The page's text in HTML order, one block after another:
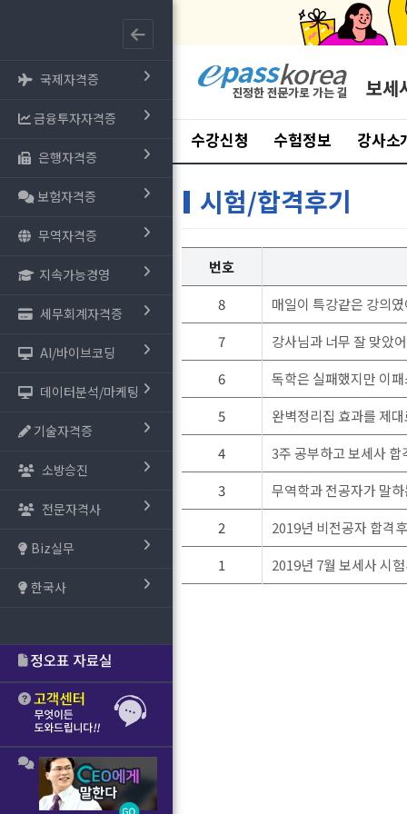
국제자격증
금융투자자격증
은행자격증
보험자격증
무역자격증
지속가능경영
세무회계자격증
AI/바이브코딩
데이터분석/마케팅
기술자격증
소방승진
전문자격사
Biz실무
한국사
보세
수강신청 수험정보 강사소
시험/합격후기
번호
8
매일이 특강같은 강의
7
강사님과 너무 잘 맞았
6
독학은 실패했지만 이
5
완벽정리집 효과를 제
4
3주 공부하고 보세사 합
3
무역학과 전공자가 말
2
2019년 비전공자 합격
1
2019년 7월 보세사 시